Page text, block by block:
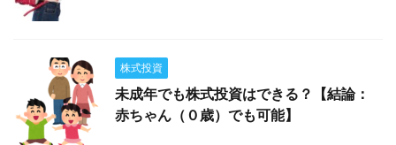
株式投資
未成年でも株式投資はできる？【結論：
赤ちゃん（０歳）でも可能】